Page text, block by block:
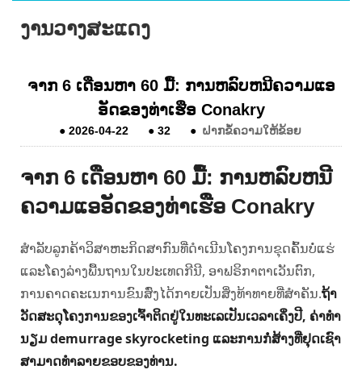
ງານວາງສະແດງ
ຈາກ 6 ເດືອນຫາ 60 ມື້: ການຫລົບຫນີຄວາມແອ
ອັດຂອງທ່າເຮືອ Conakry
● 2026-04-22 ● 32 ● ຝາກຂໍ້ຄວາມໃຫ້ຂ້ອຍ
ຈາກ 6 ເດືອນຫາ 60 ມື້: ການຫລົບຫນີ
ຄວາມແອອັດຂອງທ່າເຮືອ Conakry
ສໍາລັບລູກຄ້າວິສາຫະກິດສາກົນທີ່ດໍາເນີນໂຄງການຂຸດຄົ້ນບໍ່ແຮ່
ແລະໂຄງລ່າງພື້ນຖານໃນປະເທດກີນີ, ອາຟຣິກາຕາເວັນຕົກ,
ການຄາດຄະເນການຂົນສົ່ງໄດ້ກາຍເປັນສິ່ງທ້າທາຍທີ່ສໍາຄັນ.ຖ້າ
ວັດສະດຸໂຄງການຂອງເຈົ້າຕິດຢູ່ໃນທະເລເປັນເວລາເຄິ່ງປີ, ຄ່າທໍາ
ນຽມ demurrage skyrocketing ແລະການກໍ່ສ້າງທີ່ຢຸດເຊົາ
ສາມາດທໍາລາຍຂອບຂອງທ່ານ.